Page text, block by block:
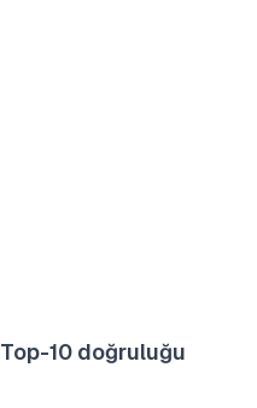
Top-10 doğruluğu